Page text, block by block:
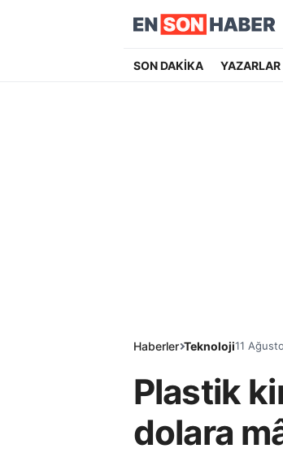
SON DAKİKA YAZARLAR
Haberler Teknoloji11
Plastik
dolara